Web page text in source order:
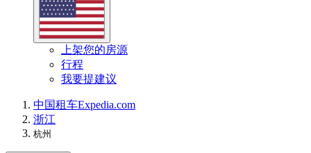
上架您的房源
行程
我要提建议
中国租车Expedia.com
浙江
杭州